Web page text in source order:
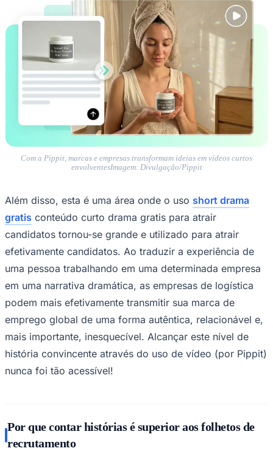
Goiás
Com a Pippit, marcas e empresas transformam ideias em vídeos curtos
Além disso, esta é uma área onde o usoshort drama
candidatos tornou-se grande e utilizado para atrair
efetivamente candidatos. Ao traduzir a experiência de
uma pessoa trabalhando em uma determinada empresa
em uma narrativa dramática, as empresas de logística
podem mais efetivamente transmitir sua marca de
emprego global de uma forma autêntica, relacionável e,
mais importante, inesquecível. Alcançar este nível de
história convincente através do uso de vídeo (por Pippit)
nunca foi tão acessível!